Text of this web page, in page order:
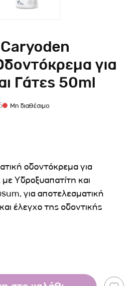
για
Γάτες 50ml
Μη διαθέσιμο
οδοντόκρεμα για
Υδροξυαπατίτη και
για αποτελεσματική
έλεγχο της οδοντικής